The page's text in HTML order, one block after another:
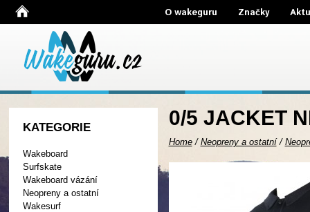
O wakeguru Značky
KATEGORIE
Wakeboard
Surfskate
Wakeboard vázání
Neopreny a ostatní
Wakesurf
0/5 JACKET
Home/ Neopreny a ostatní/